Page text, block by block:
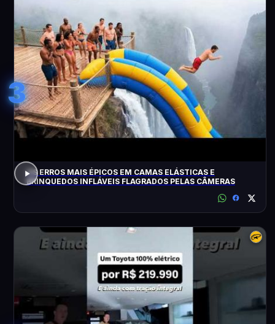
3
OS ERROS MAIS ÉPICOS EM CAMAS ELÁSTICAS E
BRINQUEDOS INFLÁVEIS FLAGRADOS PELAS CÂMERAS